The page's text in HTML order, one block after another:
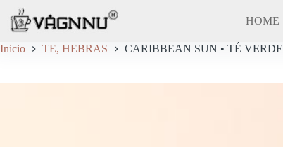
Saltar
contenido
HOME
Inicio TE, HEBRAS CARIBBEAN SUN • TÉ VERDE